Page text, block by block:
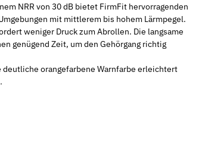
NRR von 30 dB bietet FirmFit hervorragenden
mit mittlerem bis hohem Lärmpegel.
weniger Druck zum Abrollen. Die langsame
genügend Zeit, um den Gehörgang richtig
deutliche orangefarbene Warnfarbe erleichtert
Neu Neu